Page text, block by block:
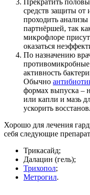
Прекратить
средств защиты
проходить
партнёршей, так
микрофлоре
оказаться
По назначению
активность
Обычно
формах выпуска –
или капли и мазь
ускорить
Хорошо для лечения
себя следующие
Трикасайд;
Далацин (гель);
Трихопол;
Метрогил.